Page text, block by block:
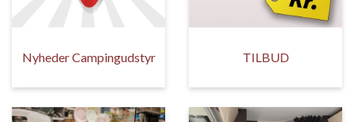
Nyheder Campingudstyr TILBUD